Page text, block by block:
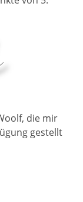
die mir
gestellt